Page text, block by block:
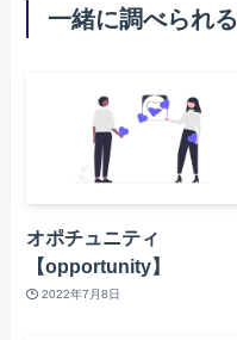
一緒に調べられ
オポチュニティ
【opportunity】
2022年7月8日